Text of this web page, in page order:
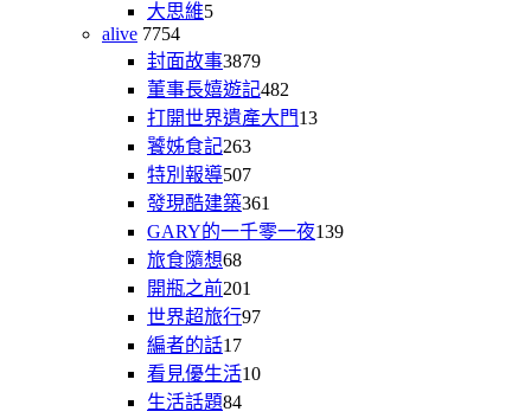
大思維5
alive 7754
封面故事3879
董事長嬉遊記482
打開世界遺產大門13
饕姊食記263
特別報導507
發現酷建築361
GARY的一千零一夜139
旅食隨想68
開瓶之前201
世界超旅行97
編者的話17
看見優生活10
生活話題84